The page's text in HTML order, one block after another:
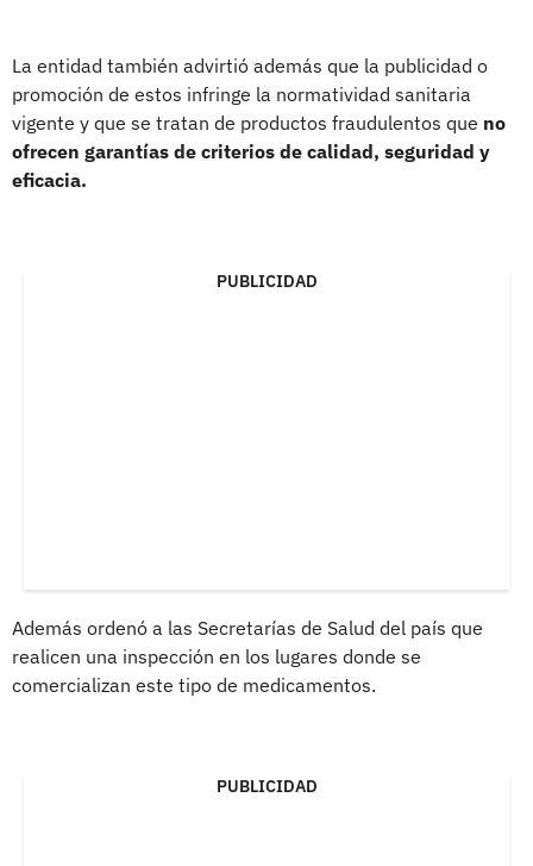
La entidad también advirtió además que la publicidad o
promoción de estos infringe la normatividad sanitaria
vigente y que se tratan de productos fraudulentos que no
ofrecen garantías de criterios de calidad, seguridad y
eficacia.
PUBLICIDAD
Además ordenó a las Secretarías de Salud del país que
realicen una inspección en los lugares donde se
comercializan este tipo de medicamentos.
PUBLICIDAD